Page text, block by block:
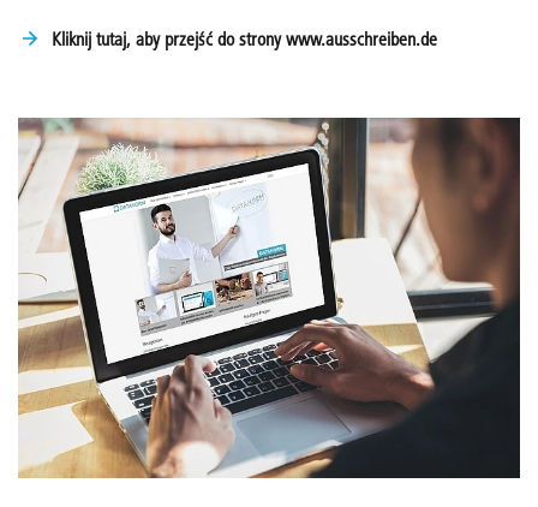
Kliknij tutaj, aby przejść do strony www.ausschreiben.de